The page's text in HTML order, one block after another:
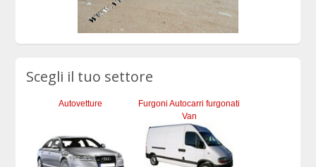
Scegli il tuo settore
Autovetture
Furgoni Autocarri furgonati
Van